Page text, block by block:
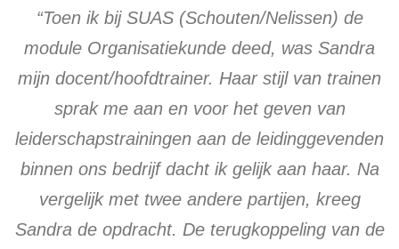
“Toen ik bij SUAS (Schouten/Nelissen) de
module Organisatiekunde deed, was Sandra
mijn docent/hoofdtrainer. Haar stijl van trainen
sprak me aan en voor het geven van
leiderschapstrainingen aan de leidinggevenden
binnen ons bedrijf dacht ik gelijk aan haar. Na
vergelijk met twee andere partijen, kreeg
Sandra de opdracht. De terugkoppeling van de